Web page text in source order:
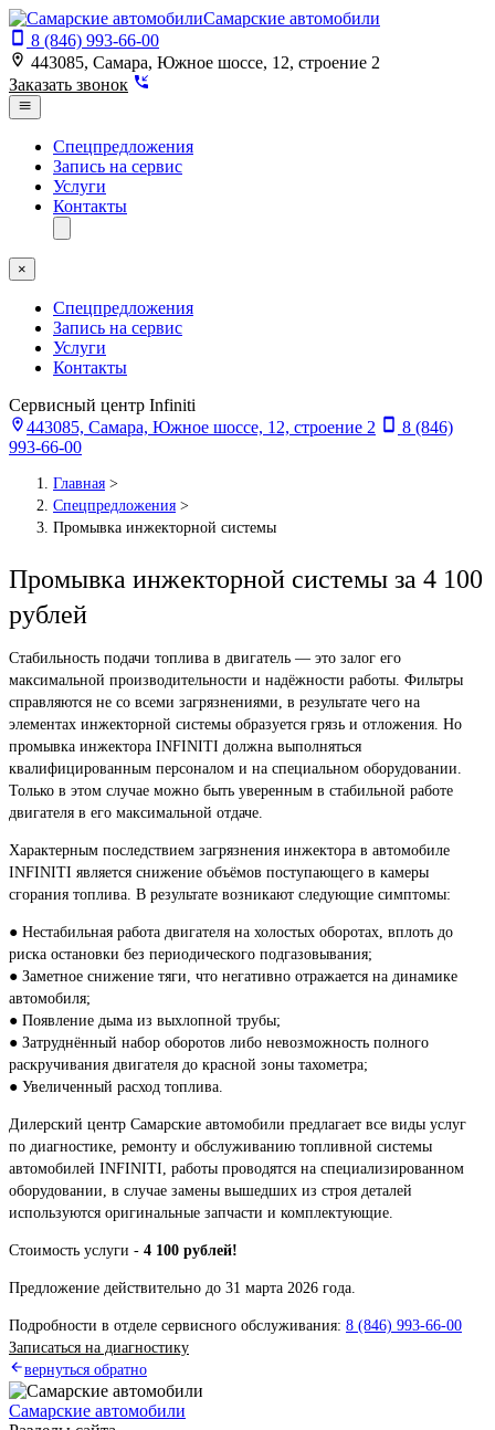
Самарские автомобили
8 (846) 993-66-00
443085, Самара, Южное шоссе, 12, строение 2
Заказать звонок
Спецпредложения
Запись на сервис
Услуги
Контакты
×
Спецпредложения
Запись на сервис
Услуги
Контакты
Сервисный центр Infiniti
443085, Самара, Южное шоссе, 12, строение 2
8 (846)
993-66-00
Главная >
Спецпредложения >
Промывка инжекторной системы
Промывка инжекторной системы за 4 100
рублей
Стабильность подачи топлива в двигатель — это залог его
максимальной производительности и надёжности работы. Фильтры
справляются не со всеми загрязнениями, в результате чего на
элементах инжекторной системы образуется грязь и отложения. Но
промывка инжектора INFINITI должна выполняться
квалифицированным персоналом и на специальном оборудовании.
Только в этом случае можно быть уверенным в стабильной работе
двигателя в его максимальной отдаче.
Характерным последствием загрязнения инжектора в автомобиле
INFINITI является снижение объёмов поступающего в камеры
сгорания топлива. В результате возникают следующие симптомы:
● Нестабильная работа двигателя на холостых оборотах, вплоть до
риска остановки без периодического подгазовывания;
● Заметное снижение тяги, что негативно отражается на динамике
автомобиля;
● Появление дыма из выхлопной трубы;
● Затруднённый набор оборотов либо невозможность полного
раскручивания двигателя до красной зоны тахометра;
● Увеличенный расход топлива.
Дилерский центр Самарские автомобили предлагает все виды услуг
по диагностике, ремонту и обслуживанию топливной системы
автомобилей INFINITI, работы проводятся на специализированном
оборудовании, в случае замены вышедших из строя деталей
используются оригинальные запчасти и комплектующие.
Стоимость услуги - 4 100 рублей!
Предложение действительно до 31 марта 2026 года.
Подробности в отделе сервисного обслуживания: 8 (846) 993-66-00
Записаться на диагностику
вернуться обратно
Самарские автомобили